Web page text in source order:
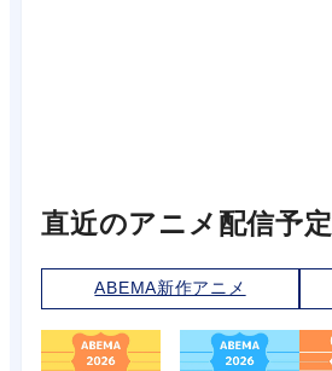
直近のアニメ配信予定
ABEMA新作アニメ